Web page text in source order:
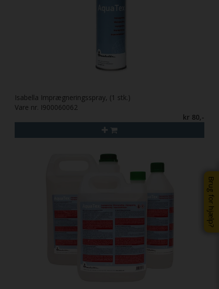
Brug for hjælp?
Isabella Imprægneringsspray, (1 stk.)
Vare nr. I900060062
kr 80,-